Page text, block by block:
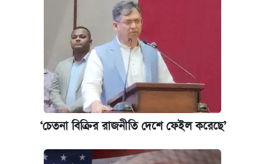
আবেদন শুরু
‘চেতনা বিক্রির রাজনীতি দেশে ফেইল করেছে’